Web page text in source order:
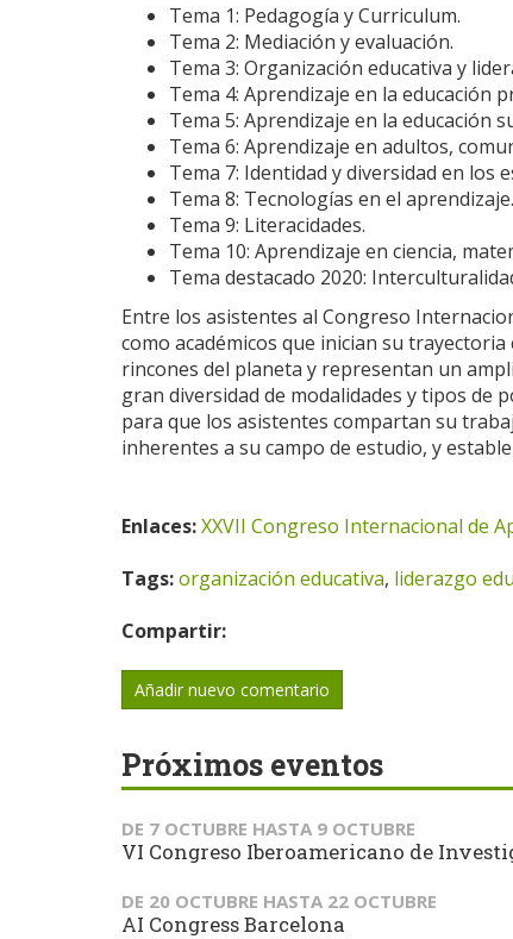
Tema 1: Pedagogía y Curriculum.
Tema 2: Mediación y evaluación.
Tema 3: Organización educativa y
Tema 4: Aprendizaje en la educación
Tema 5: Aprendizaje en la educación
Tema 6: Aprendizaje en adultos,
Tema 7: Identidad y diversidad en los
Tema 8: Tecnologías en el aprendizaje.
Tema 9: Literacidades.
Tema 10: Aprendizaje en ciencia,
Tema destacado 2020:
Entre los asistentes al Congreso
como académicos que inician su
rincones del planeta y representan un
gran diversidad de modalidades y tipos
para que los asistentes compartan su
inherentes a su campo de estudio, y
Enlaces:XXVII Congreso Internacional de
Tags:organización educativa, liderazgo
Compartir:
Añadir nuevo comentario
Próximos eventos
DE 7 OCTUBRE HASTA 9 OCTUBRE
VI Congreso Iberoamericano de
DE 20 OCTUBRE HASTA 22 OCTUBRE
AI Congress Barcelona